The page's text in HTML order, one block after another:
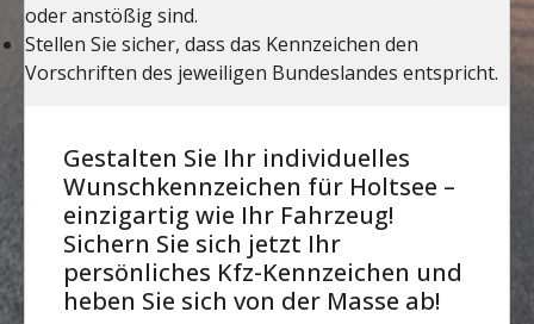
Gestalten Sie Ihr individuelles
Wunschkennzeichen für Holtsee –
einzigartig wie Ihr Fahrzeug!
Sichern Sie sich jetzt Ihr
persönliches Kfz-Kennzeichen und
heben Sie sich von der Masse ab!